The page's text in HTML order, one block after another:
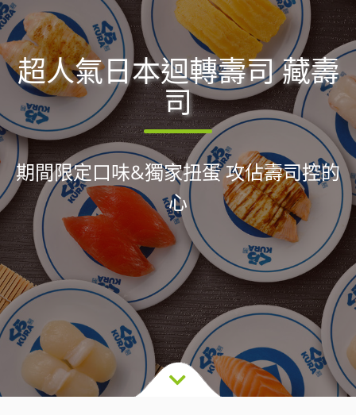
超人氣日本迴轉壽司 藏壽
司
期間限定口味&獨家扭蛋 攻佔壽司控的
心